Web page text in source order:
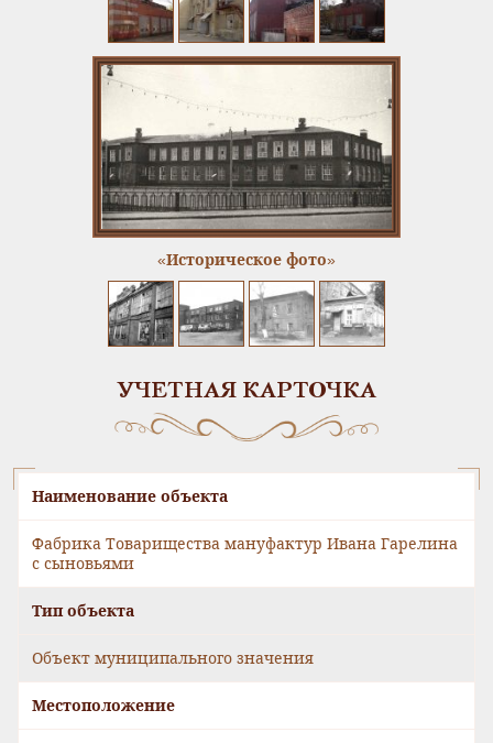
«Историческое фото»
УЧЕТНАЯ КАРТОЧКА
Наименование объекта
Фабрика Товарищества мануфактур Ивана Гарелина
с сыновьями
Тип объекта
Объект муниципального значения
Местоположение